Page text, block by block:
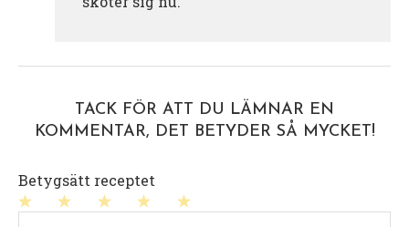
TACK FÖR ATT DU LÄMNAR EN
KOMMENTAR, DET BETYDER SÅ MYCKET!
Betygsätt receptet